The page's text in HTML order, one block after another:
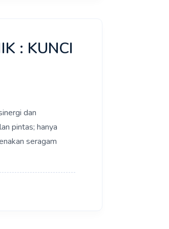
: KUNCI
dan
pintas; hanya
seragam